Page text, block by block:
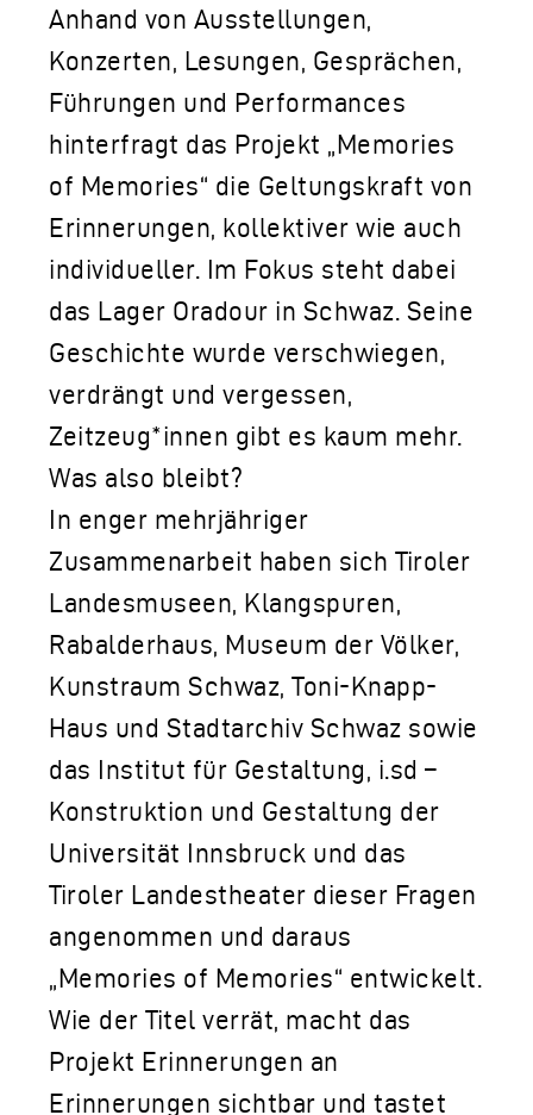
Anhand von Ausstellungen,
Konzerten, Lesungen, Gesprächen,
Führungen und Performances
hinterfragt das Projekt „Memories
of Memories“ die Geltungskraft von
Erinnerungen, kollektiver wie auch
individueller. Im Fokus steht dabei
das Lager Oradour in Schwaz. Seine
Geschichte wurde verschwiegen,
verdrängt und vergessen,
Zeitzeug*innen gibt es kaum mehr.
Was also bleibt?
In enger mehrjähriger
Zusammenarbeit haben sich Tiroler
Landesmuseen, Klangspuren,
Rabalderhaus, Museum der Völker,
Kunstraum Schwaz, Toni-Knapp-
Haus und Stadtarchiv Schwaz sowie
das Institut für Gestaltung, i.sd –
Konstruktion und Gestaltung der
Universität Innsbruck und das
Tiroler Landestheater dieser Fragen
angenommen und daraus
„Memories of Memories“ entwickelt.
Wie der Titel verrät, macht das
Projekt Erinnerungen an
Erinnerungen sichtbar und tastet